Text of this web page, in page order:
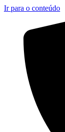
Ir para o conteúdo